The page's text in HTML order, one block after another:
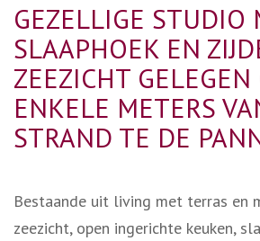
GEZELLIGE STUDIO
SLAAPHOEK EN
ZEEZICHT GELEGEN
ENKELE METERS
STRAND TE DE
Bestaande uit living met terras en
zeezicht, open ingerichte keuken,